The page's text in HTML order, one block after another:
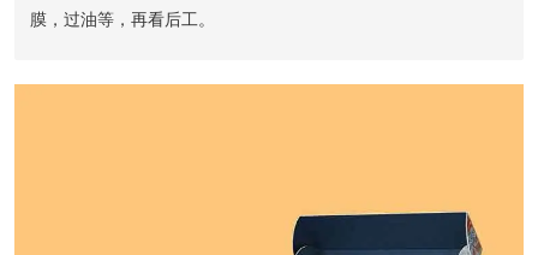
膜，过油等，再看后工。